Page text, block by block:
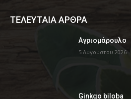
ΤΕΛΕΥΤΑΙΑ ΑΡΘΡΑ
Αγριομάρουλο
5 Αυγούστου 2026
Ginkgo biloba